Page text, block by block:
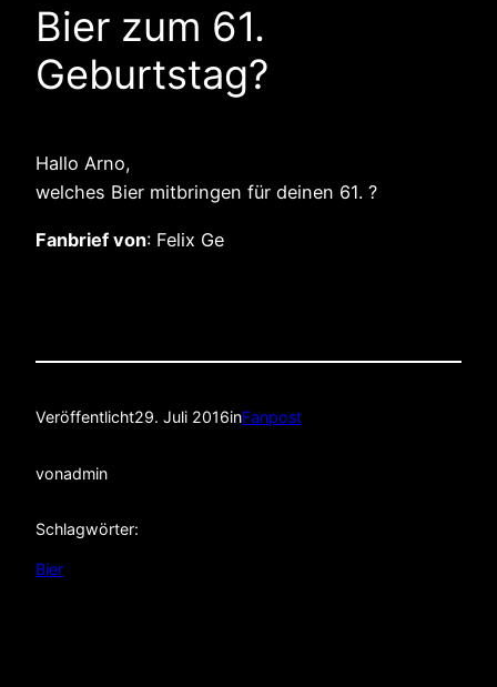
Bier zum 61.
Geburtstag?
Hallo Arno,
welches Bier mitbringen für deinen 61. ?
Fanbrief von: Felix Ge
Veröffentlicht29. Juli 2016inFanpost
vonadmin
Schlagwörter:
Bier